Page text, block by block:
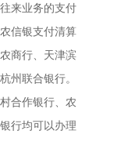
来业务的支付
信银支付清算
商行、天津滨
州联合银行。
合作银行、农
行均可以办理